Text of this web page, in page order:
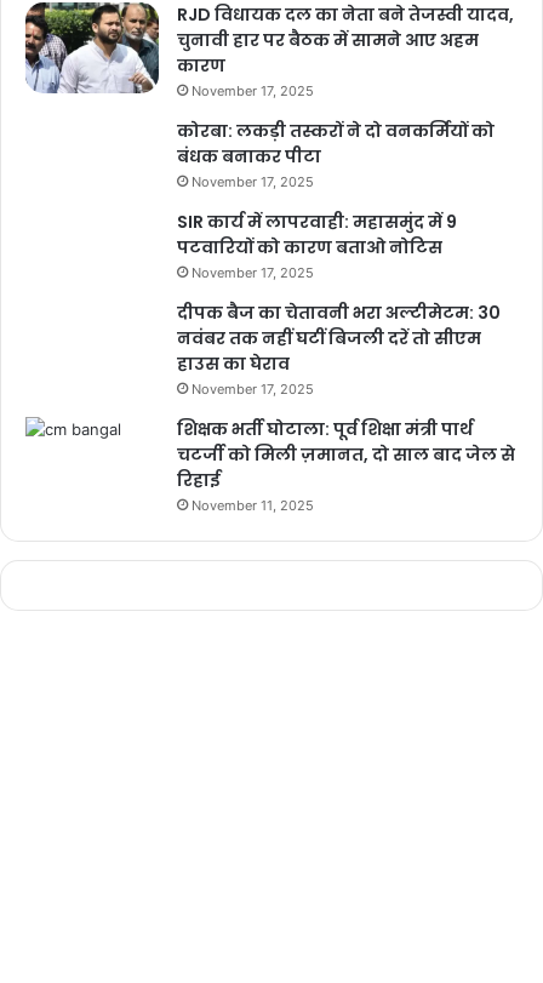
RJD विधायक दल का नेता बने तेजस्वी यादव,
चुनावी हार पर बैठक में सामने आए अहम
कारण
November 17, 2025
कोरबा: लकड़ी तस्करों ने दो वनकर्मियों को
बंधक बनाकर पीटा
November 17, 2025
SIR कार्य में लापरवाही: महासमुंद में 9
पटवारियों को कारण बताओ नोटिस
November 17, 2025
दीपक बैज का चेतावनी भरा अल्टीमेटम: 30
नवंबर तक नहीं घटीं बिजली दरें तो सीएम
हाउस का घेराव
November 17, 2025
शिक्षक भर्ती घोटाला: पूर्व शिक्षा मंत्री पार्थ
चटर्जी को मिली ज़मानत, दो साल बाद जेल से
रिहाई
November 11, 2025